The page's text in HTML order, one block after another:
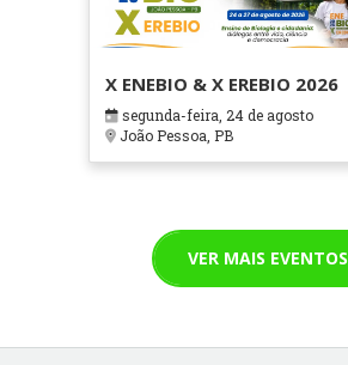
X ENEBIO & X EREBIO 2026
segunda-feira, 24 de agosto
João Pessoa, PB
VER MAIS EVENTOS